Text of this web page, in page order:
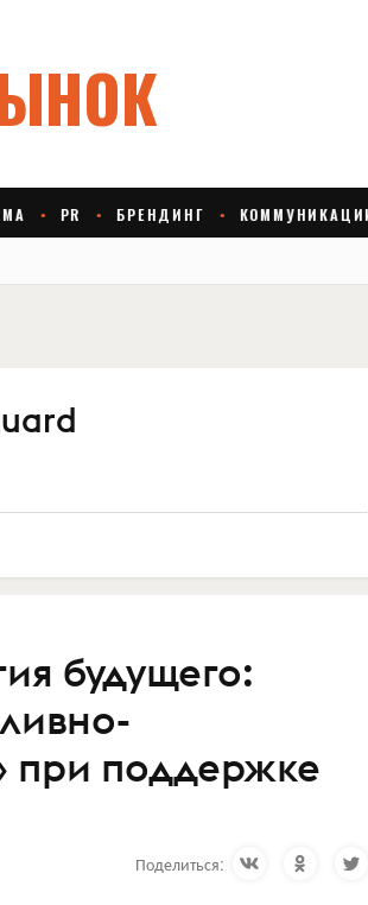
будущего:
при поддержке
Поделиться: